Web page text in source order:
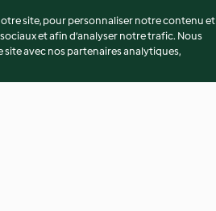
site, pour personnaliser notre contenu et
et afin d’analyser notre trafic. Nous
avec nos partenaires analytiques,